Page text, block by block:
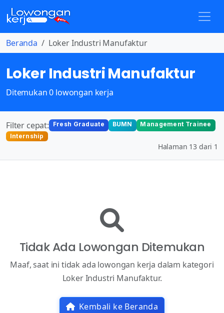
Beranda Loker Industri Manufaktur
Loker Industri Manufaktur
Ditemukan 0 lowongan kerja
Filter cepat: Fresh Graduate BUMN
Management Trainee
Internship
Halaman 13 dari 1
Tidak Ada Lowongan Ditemukan
Maaf, saat ini tidak ada lowongan kerja dalam kategori
Loker Industri Manufaktur.
Kembali ke Beranda